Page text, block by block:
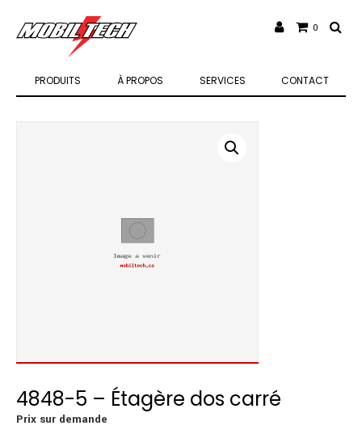
PRODUITS À PROPOS SERVICES CONTACT
0
4848-5 – Étagère dos carré
Prix sur demande